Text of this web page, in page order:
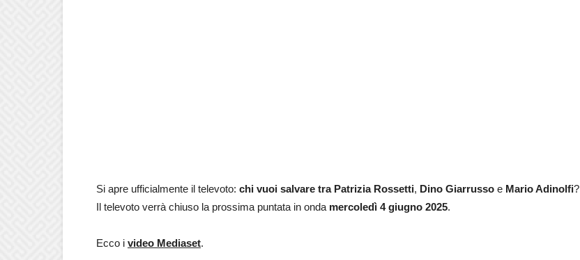
Si apre ufficialmente il televoto: chi vuoi salvare tra Patrizia Rossetti, Dino Giarrusso e Mario Adinolfi?
Il televoto verrà chiuso la prossima puntata in onda mercoledì 4 giugno 2025.
Ecco i video Mediaset.